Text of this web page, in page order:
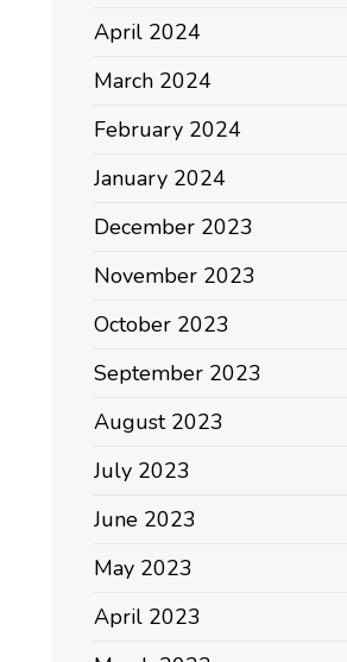
April 2024
March 2024
February 2024
January 2024
December 2023
November 2023
October 2023
September 2023
August 2023
July 2023
June 2023
May 2023
April 2023